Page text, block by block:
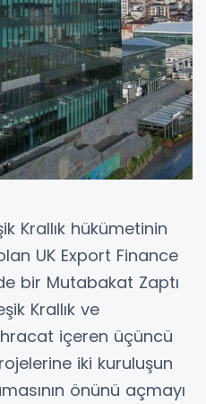
Krallık hükümetinin
UK Export Finance
bir Mutabakat Zaptı
Krallık ve
içeren üçüncü
iki kuruluşun
önünü açmayı